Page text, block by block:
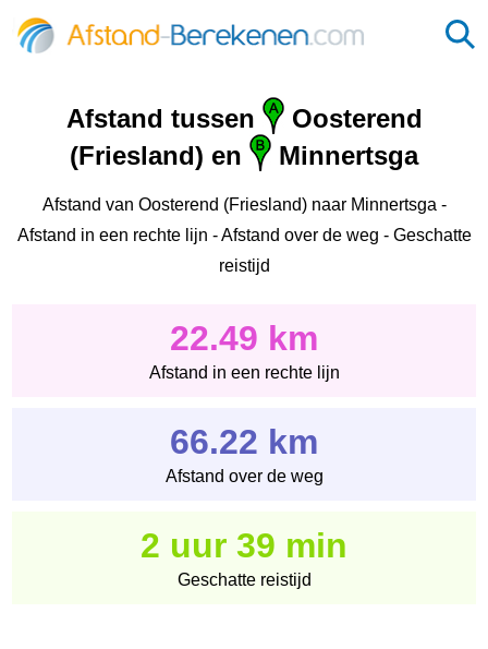
Afstand tussen
Oosterend
(Friesland) en
Minnertsga
Afstand van Oosterend (Friesland) naar Minnertsga -
Afstand in een rechte lijn - Afstand over de weg - Geschatte
reistijd
22.49 km
Afstand in een rechte lijn
66.22 km
Afstand over de weg
2 uur 39 min
Geschatte reistijd